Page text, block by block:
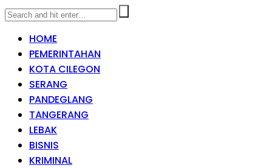
HOME
PEMERINTAHAN
KOTA CILEGON
SERANG
PANDEGLANG
TANGERANG
LEBAK
BISNIS
KRIMINAL